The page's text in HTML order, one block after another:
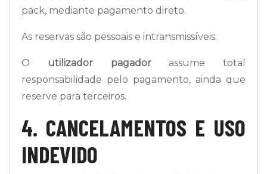
pack, mediante pagamento direto.
As reservas são pessoais e intransmissíveis.
O utilizador pagadorassume total
responsabilidade pelo pagamento, ainda que
reserve para terceiros.
4. CANCELAMENTOS E USO
INDEVIDO